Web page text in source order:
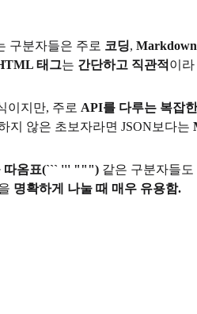
구분자들은 주로 코딩, Markdown
태그는 간단하고 직관적 이
이지만, 주로 API를 다루는 복잡
지 않은 초보자라면 JSON보다는
따옴표(``` ''' """) 같은 구분자들
명확하게 나눌 때 매우 유용함.